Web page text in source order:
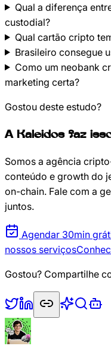
Qual a diferença
custodial?
Qual cartão cripto
Brasileiro consegue
Como um neobank
marketing certa?
Gostou deste estudo?
A Kaleidos faz
Somos a agência
conteúdo e growth do
on-chain. Fale com a
juntos.
Agendar 30min
nossos serviços
Gostou? Compartilhe